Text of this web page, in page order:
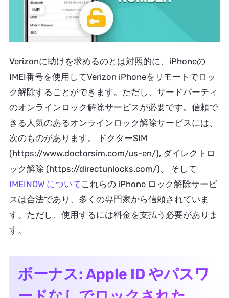
Verizonに助けを求めるのとは対照的に、iPhoneの
IMEI番号を使用してVerizon iPhoneをリモートでロッ
ク解除することができます。ただし、サードパーティ
のオンラインロック解除サービスが必要です。信頼で
きる人気のあるオンラインロック解除サービスには、
次のものがあります。 ドクターSIM
(https://www.doctorsim.com/us-en/), ダイレクトロ
ック解除 (https://directunlocks.com/)、 そして
IMEINOW について これらの iPhone ロック解除サービ
スは合法であり、多くの専門家から信頼されていま
す。ただし、使用するには料金を支払う必要がありま
す。
ボーナス: Apple ID やパスワ